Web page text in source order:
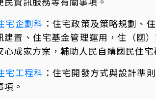
宅企劃科 ：住宅政策及策略規劃、
建置、住宅基金管理運用，住（國
心成家方案，輔助人民自購國民住
宅工程科 ：住宅開發方式與設計準
項。